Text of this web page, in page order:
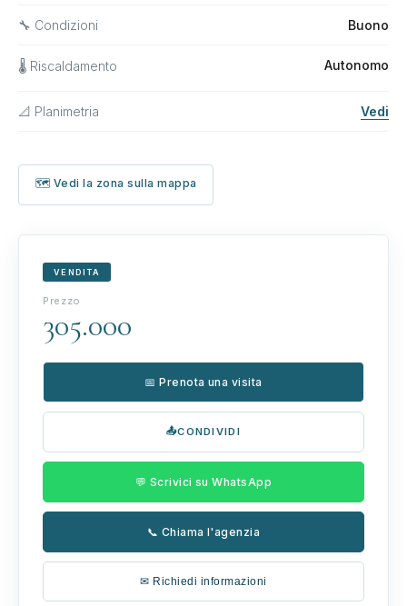
🔧 Condizioni Buono
🌡 Riscaldamento Autonomo
📐 Planimetria Vedi
🗺 Vedi la zona sulla mappa
VENDITA
Prezzo
305.000
📅 Prenota una visita
📤CONDIVIDI
💬 Scrivici su WhatsApp
📞 Chiama l'agenzia
✉ Richiedi informazioni